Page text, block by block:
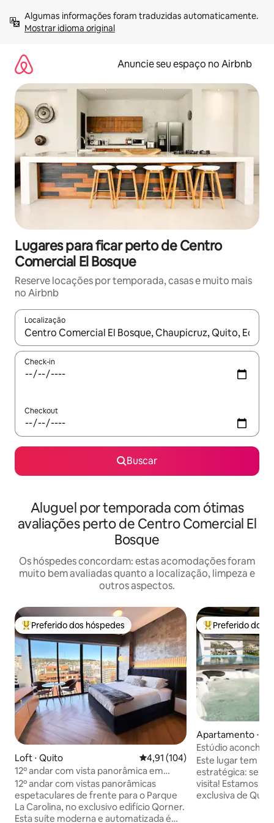
para
Mostrar idioma original
Anuncie seu espaço no Airbnb
Lugares para ficar perto de Centro
Comercial El Bosque
Reserve locações por temporada, casas e muito mais
no Airbnb
Localização
Quando os resultados estiverem disponíveis, explore-os
Check-in
Checkout
Buscar
Aluguel por temporada com ótimas
avaliações perto de Centro Comercial El
Bosque
Os hóspedes concordam: estas acomodações foram
muito bem avaliadas quanto a localização, limpeza e
outros aspectos.
Entre os melhores preferidos dos hóspedes
Preferido dos hóspedes
Loft ⋅ Quito 4,91 de uma avaliação média de
4,91 (104)
12º andar com vista panorâmica em
frente à Carolina
12º andar com vistas panorâmicas
espetaculares de frente para o Parque
La Carolina, no exclusivo edifício Qorner.
Esta suíte moderna e automatizada é
Entre os
Preferido dos
Apartamento ⋅
Estúdio
bela vista!
Este lugar tem
estratégica: será
visita! Estamos
exclusiva de